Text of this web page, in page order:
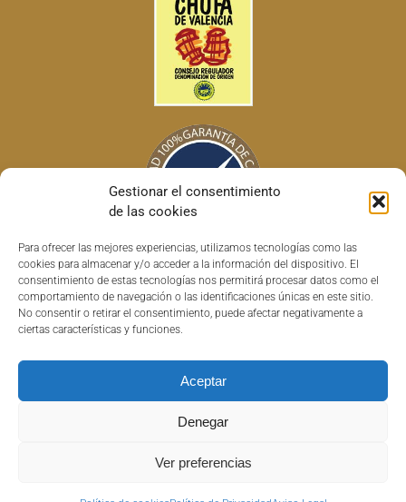
Gestionar el consentimiento
de las cookies
Para ofrecer las mejores experiencias, utilizamos tecnologías como las
cookies para almacenar y/o acceder a la información del dispositivo. El
consentimiento de estas tecnologías nos permitirá procesar datos como el
comportamiento de navegación o las identificaciones únicas en este sitio.
No consentir o retirar el consentimiento, puede afectar negativamente a
ciertas características y funciones.
Aceptar
Denegar
Ver preferencias
Copyright © 2022 Horchatas HISC | Todos los derechos reservados |
Aviso Legal